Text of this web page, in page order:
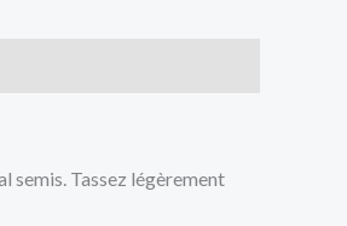
semis. Tassez légèrement